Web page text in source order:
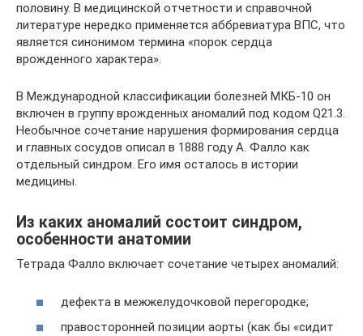
половину. В медицинской отчетности и справочной
литературе нередко применяется аббревиатура ВПС, что
является синонимом термина «порок сердца
врожденного характера».
В Международной классификации болезней МКБ-10 он
включен в группу врожденных аномалий под кодом Q21.3.
Необычное сочетание нарушения формирования сердца
и главных сосудов описал в 1888 году А. Фалло как
отдельный синдром. Его имя осталось в истории
медицины.
Из каких аномалий состоит синдром,
особенности анатомии
Тетрада Фалло включает сочетание четырех аномалий:
дефекта в межжелудочковой перегородке;
правосторонней позиции аорты (как бы «сидит